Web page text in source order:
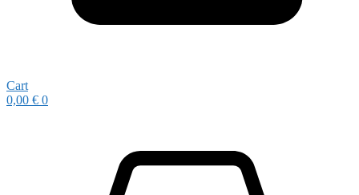
Cart
0,00 € 0